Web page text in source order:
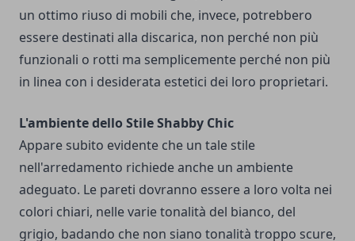
un ottimo riuso di mobili che, invece, potrebbero
essere destinati alla discarica, non perché non più
funzionali o rotti ma semplicemente perché non più
in linea con i desiderata estetici dei loro proprietari.
L'ambiente dello Stile Shabby Chic
Appare subito evidente che un tale stile
nell'arredamento richiede anche un ambiente
adeguato. Le pareti dovranno essere a loro volta nei
colori chiari, nelle varie tonalità del bianco, del
grigio, badando che non siano tonalità troppo scure,